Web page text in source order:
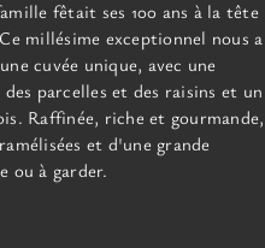
du
produit
fêtait ses 100 ans à la tête
millésime exceptionnel nous a
cuvée unique, avec une
parcelles et des raisins et un
Raffinée, riche et gourmande,
et d'une grande
ou à garder.